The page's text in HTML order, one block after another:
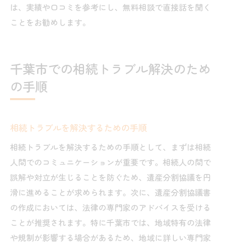
は、実績や口コミを参考にし、無料相談で直接話を聞く
ことをお勧めします。
千葉市での相続トラブル解決のため
の手順
相続トラブルを解決するための手順
相続トラブルを解決するための手順として、まずは相続
人間でのコミュニケーションが重要です。相続人の間で
誤解や対立が生じることを防ぐため、遺産分割協議を円
滑に進めることが求められます。次に、遺産分割協議書
の作成においては、法律の専門家のアドバイスを受ける
ことが推奨されます。特に千葉市では、地域特有の法律
や規制が影響する場合があるため、地域に詳しい専門家